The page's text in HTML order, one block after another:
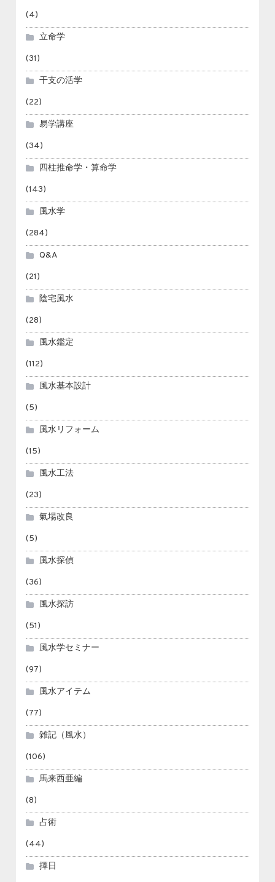
(4)
立命学
(31)
干支の活学
(22)
易学講座
(34)
四柱推命学・算命学
(143)
風水学
(284)
Q&A
(21)
陰宅風水
(28)
風水鑑定
(112)
風水基本設計
(5)
風水リフォーム
(15)
風水工法
(23)
氣場改良
(5)
風水探偵
(36)
風水探訪
(51)
風水学セミナー
(97)
風水アイテム
(77)
雑記（風水）
(106)
馬来西亜編
(8)
占術
(44)
擇日